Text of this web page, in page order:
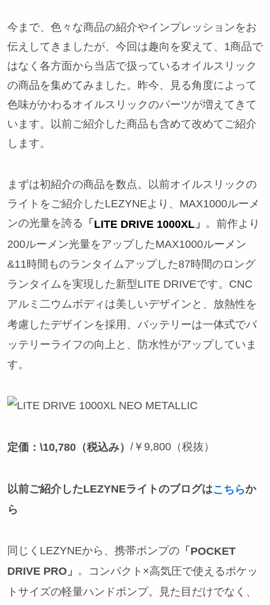
今まで、色々な商品の紹介やインプレッションをお
伝えしてきましたが、今回は趣向を変えて、1商品で
はなく各方面から当店で扱っているオイルスリック
の商品を集めてみました。昨今、見る角度によって
色味がかわるオイルスリックのパーツが増えてきて
います。以前ご紹介した商品も含めて改めてご紹介
します。
まずは初紹介の商品を数点。以前オイルスリックの
ライトをご紹介したLEZYNEより、MAX1000ルーメ
ンの光量を誇る 「 LITE DRIVE 1000XL 」 。 前作より
200ルーメン光量をアップしたMAX1000ルーメン
&11時間ものランタイムアップした87時間のロング
ランタイムを実現した新型LITE DRIVEです。CNC
アルミ二ウムボディは美しいデザインと、放熱性を
考慮したデザインを採用、バッテリーは一体式でバ
ッテリーライフの向上と、防水性がアップしていま
す。
定価：\10,780（税込み） /￥9,800（税抜）
以前ご紹介したLEZYNEライトのブログはこちらか
ら
同じくLEZYNEから、携帯ポンプの「POCKET
DRIVE PRO」 。
コンパクト×高気圧で使えるポケッ
トサイズの軽量ハンドポンプ。
見た目だけでなく、